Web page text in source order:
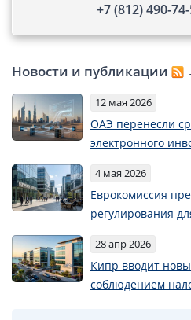
+7 (812) 490-
Новости и публикации
12 мая 2026
ОАЭ перенесли
электронного
4 мая 2026
Еврокомиссия
регулирования
28 апр 2026
Кипр вводит
соблюдением